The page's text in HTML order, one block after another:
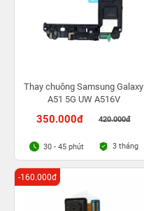
Thay chuông Samsung Galaxy
A51 5G UW A516V
350.000đ 420.000đ
30 - 45 phút 3 tháng
-160.000đ